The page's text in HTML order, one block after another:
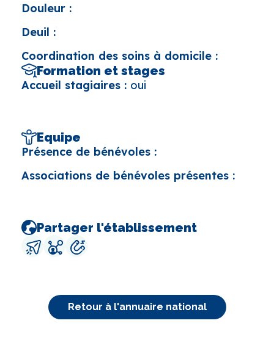
Douleur :
Deuil :
Coordination des soins à domicile :
Formation et stages
Accueil stagiaires : oui
Equipe
Présence de bénévoles :
Associations de bénévoles présentes :
Partager l'établissement
Retour à l'annuaire national